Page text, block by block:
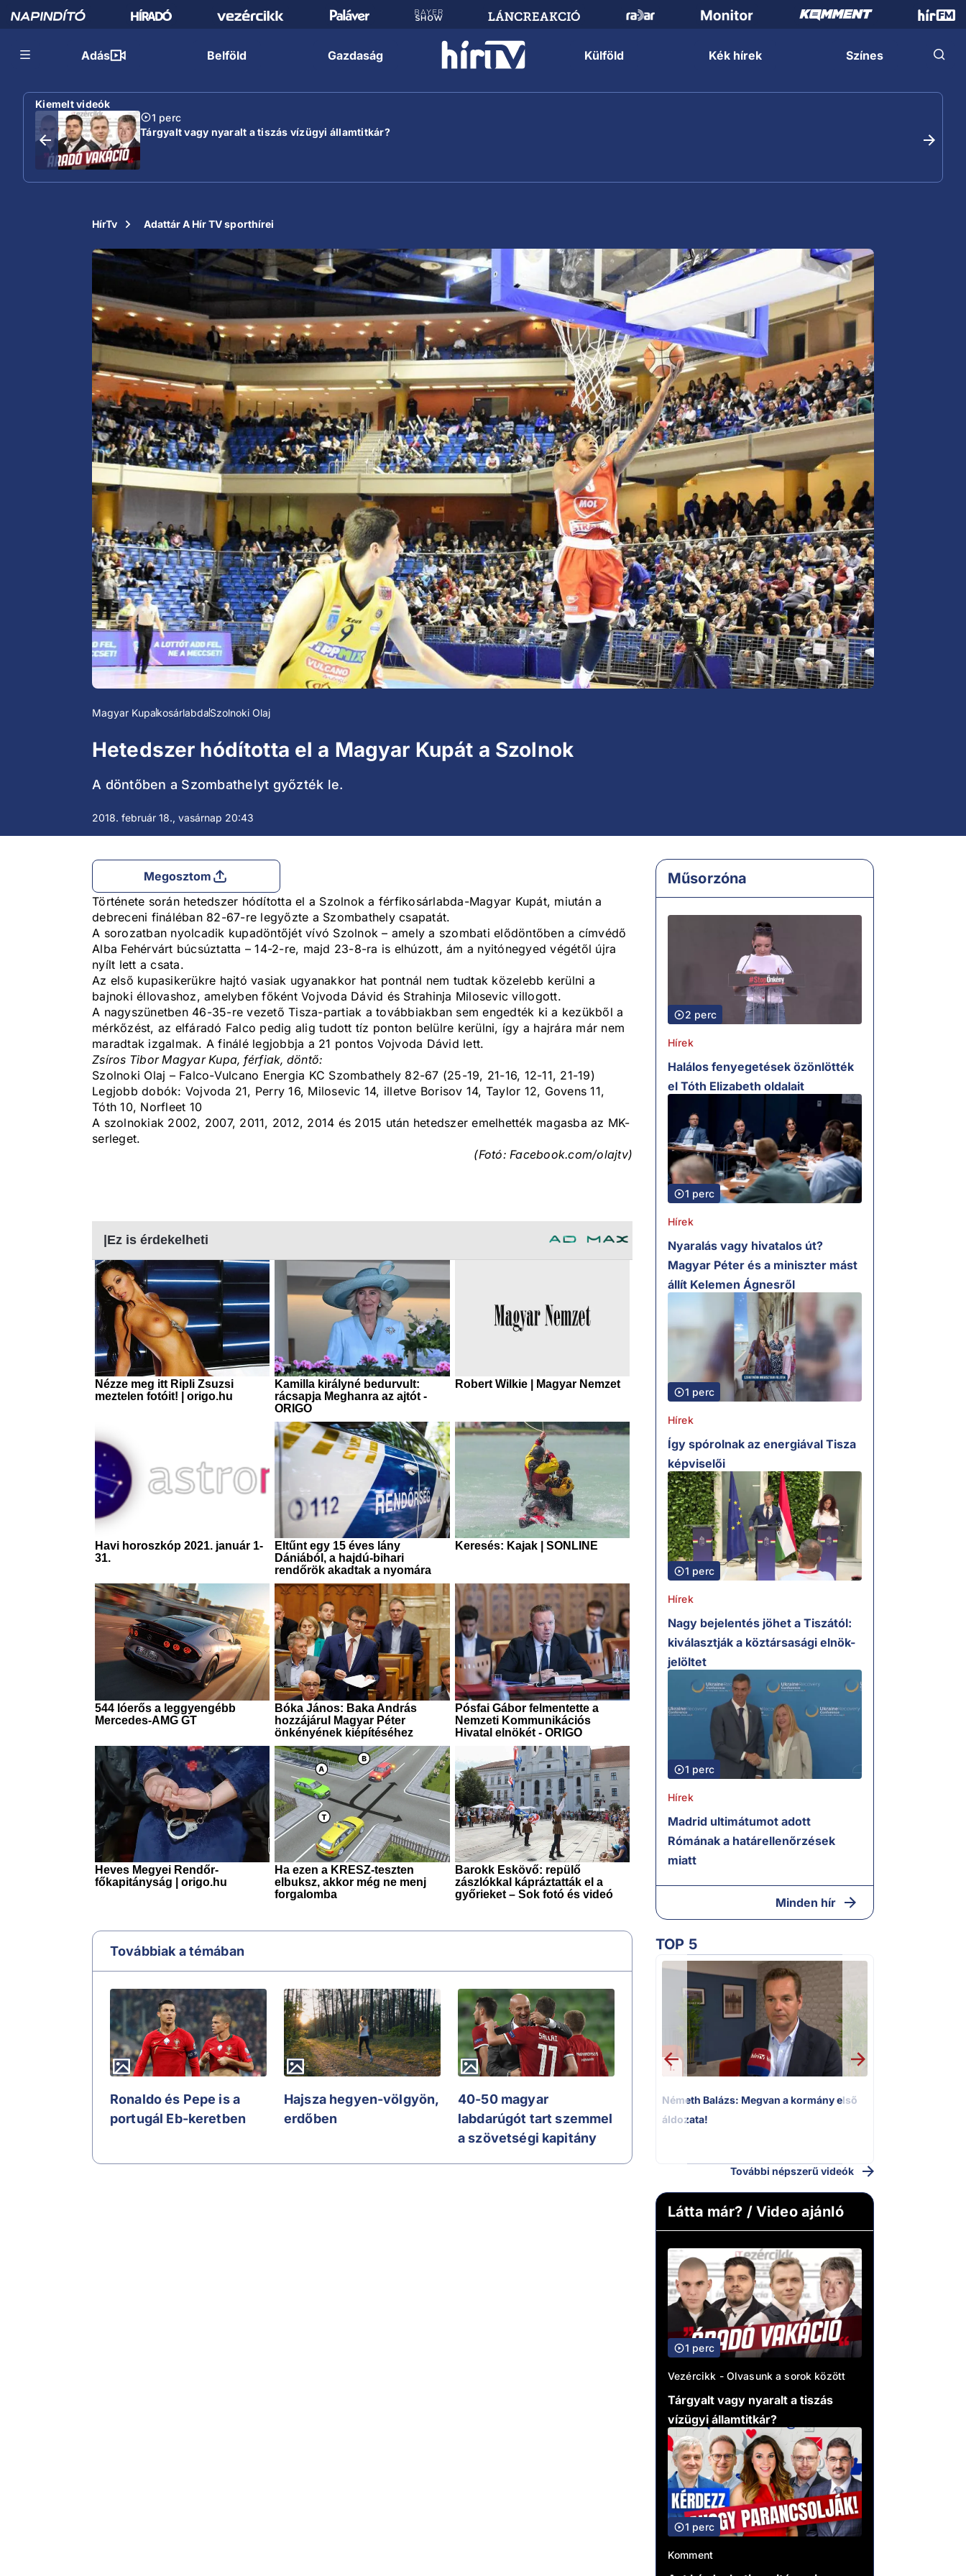
Adás Belföld Gazdaság Külföld Kék hírek Színes
Kiemelt videók
1 perc
Tárgyalt vagy nyaralt a tiszás vízügyi államtitkár?
HírTv Adattár A Hír TV sporthírei
Magyar KupakosárlabdaSzolnoki Olaj
Hetedszer hódította el a Magyar Kupát a Szolnok
A döntőben a Szombathelyt győzték le.
2018. február 18., vasárnap 20:43
Megosztom
Története során hetedszer hódította el a Szolnok a férfikosárlabda-Magyar Kupát, miután a
debreceni fináléban 82-67-re legyőzte a Szombathely csapatát.
A sorozatban nyolcadik kupadöntőjét vívó Szolnok – amely a szombati elődöntőben a címvédő
Alba Fehérvárt búcsúztatta – 14-2-re, majd 23-8-ra is elhúzott, ám a nyitónegyed végétől újra
nyílt lett a csata.
Az első kupasikerükre hajtó vasiak ugyanakkor hat pontnál nem tudtak közelebb kerülni a
bajnoki éllovashoz, amelyben főként Vojvoda Dávid és Strahinja Milosevic villogott.
A nagyszünetben 46-35-re vezető Tisza-partiak a továbbiakban sem engedték ki a kezükből a
mérkőzést, az elfáradó Falco pedig alig tudott tíz ponton belülre kerülni, így a hajrára már nem
maradtak izgalmak. A finálé legjobbja a 21 pontos Vojvoda Dávid lett.
Zsíros Tibor Magyar Kupa, férfiak, döntő:
Szolnoki Olaj – Falco-Vulcano Energia KC Szombathely 82-67 (25-19, 21-16, 12-11, 21-19)
Legjobb dobók: Vojvoda 21, Perry 16, Milosevic 14, illetve Borisov 14, Taylor 12, Govens 11,
Tóth 10, Norfleet 10
A szolnokiak 2002, 2007, 2011, 2012, 2014 és 2015 után hetedszer emelhették magasba az MK-
serleget.
(Fotó: Facebook.com/olajtv)
Továbbiak a témában
Ronaldo és Pepe is a
portugál Eb-keretben
Hajsza hegyen-völgyön,
erdőben
40-50 magyar
labdarúgót tart szemmel
a szövetségi kapitány
Műsorzóna
2 perc
Hírek
Halálos fenyegetések özönlötték
el Tóth Elizabeth oldalait
1 perc
Hírek
Nyaralás vagy hivatalos út?
Magyar Péter és a miniszter mást
állít Kelemen Ágnesről
1 perc
Hírek
Így spórolnak az energiával Tisza
képviselői
1 perc
Hírek
Nagy bejelentés jöhet a Tiszától:
kiválasztják a köztársasági elnök-
jelöltet
1 perc
Hírek
Madrid ultimátumot adott
Rómának a határellenőrzések
miatt
Minden hír
TOP 5
1.
Németh Balázs: Megvan a kormány első
áldozata!
További népszerű videók
Látta már? / Video ajánló
1 perc
Vezércikk - Olvasunk a sorok között
Tárgyalt vagy nyaralt a tiszás
vízügyi államtitkár?
1 perc
Komment